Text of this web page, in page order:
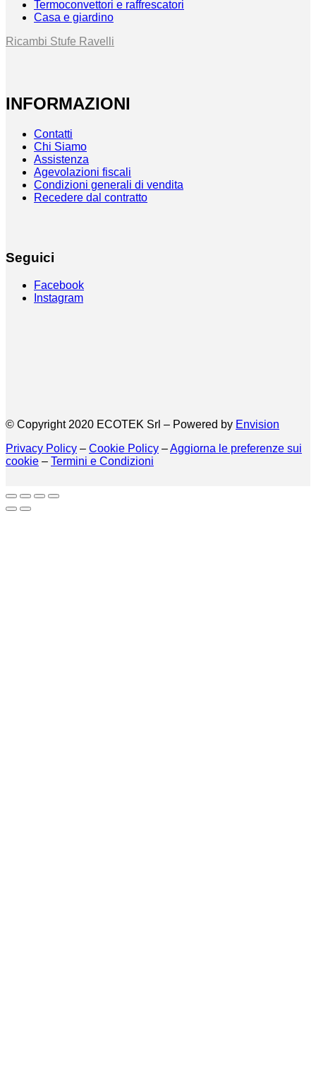
Termoconvettori e raffrescatori
Casa e giardino
Ricambi Stufe Ravelli
INFORMAZIONI
Contatti
Chi Siamo
Assistenza
Agevolazioni fiscali
Condizioni generali di vendita
Recedere dal contratto
Seguici
Facebook
Instagram
© Copyright 2020 ECOTEK Srl – Powered by Envision
Privacy Policy – Cookie Policy –Aggiorna le preferenze sui
cookie – Termini e Condizioni